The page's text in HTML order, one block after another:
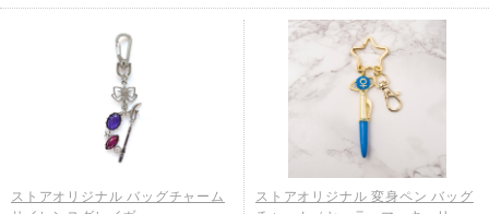
ストアオリジナル バッグチャーム
ストアオリジナル 変身ペン バッグ